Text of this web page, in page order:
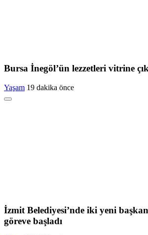
Bursa İnegöl’ün lezzetleri vitrine
Yaşam 19 dakika önce
İzmit Belediyesi’nde iki yeni başkan
göreve başladı